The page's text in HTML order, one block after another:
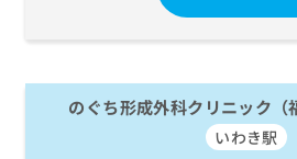
のぐち形成外科クリニック（
いわき駅